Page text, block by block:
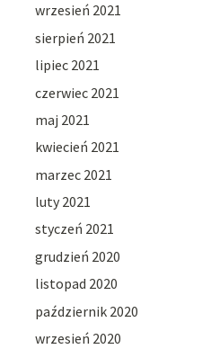
wrzesień 2021
sierpień 2021
lipiec 2021
czerwiec 2021
maj 2021
kwiecień 2021
marzec 2021
luty 2021
styczeń 2021
grudzień 2020
listopad 2020
październik 2020
wrzesień 2020